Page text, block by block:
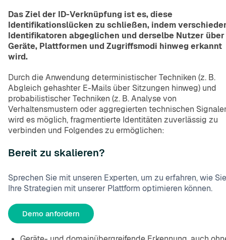
Das Ziel der ID-Verknüpfung ist es, diese
Identifikationslücken zu schließen, indem
Identifikatoren abgeglichen und derselbe Nutzer über
Geräte, Plattformen und Zugriffsmodi hinweg erkannt
wird.
Durch die Anwendung deterministischer Techniken (z. B.
Abgleich gehashter E-Mails über Sitzungen hinweg) und
probabilistischer Techniken (z. B. Analyse von
Verhaltensmustern oder aggregierten technischen
wird es möglich, fragmentierte Identitäten zuverlässig zu
verbinden und Folgendes zu ermöglichen:
Bereit zu skalieren?
Sprechen Sie mit unseren Experten, um zu erfahren, wie Sie
Ihre Strategien mit unserer Plattform optimieren können.
Demo anfordern